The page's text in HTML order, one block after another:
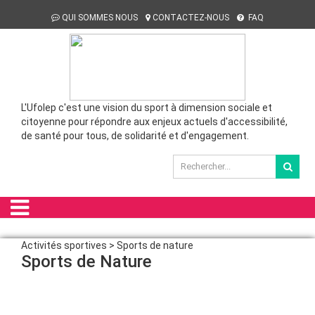
QUI SOMMES NOUS CONTACTEZ-NOUS FAQ
L'Ufolep c'est une vision du sport à dimension sociale et
citoyenne pour répondre aux enjeux actuels d'accessibilité,
de santé pour tous, de solidarité et d'engagement.
Activités sportives > Sports de nature
Sports de Nature